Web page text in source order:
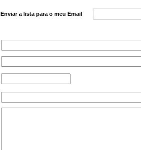
Enviar a lista para o meu Email